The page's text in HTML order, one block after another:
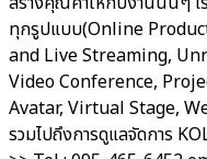
ทุกรูปแบบ(Online
and Live Streaming,
Video Conference,
Avatar, Virtual Stage,
รวมไปถึงการดูแลจัดการ